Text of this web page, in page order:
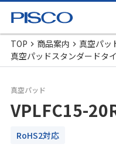
TOP 商品案内
真空パッ
真空パッドスタンダードタ
真空パッド
VPLFC15-
RoHS2対応